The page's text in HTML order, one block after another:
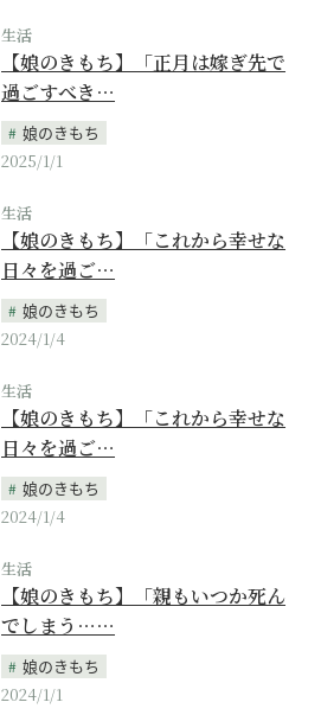
生活
【娘のきもち】「正月は嫁ぎ先で
過ごすべき…
娘のきもち
2025/1/1
生活
【娘のきもち】「これから幸せな
日々を過ご…
娘のきもち
2024/1/4
生活
【娘のきもち】「これから幸せな
日々を過ご…
娘のきもち
2024/1/4
生活
【娘のきもち】「親もいつか死ん
でしまう……
娘のきもち
2024/1/1